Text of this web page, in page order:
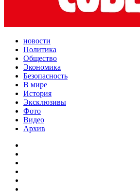
новости
Политика
Общество
Экономика
Безопасность
В мире
История
Эксклюзивы
Фото
Видео
Архив